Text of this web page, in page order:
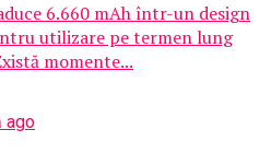
6.660 mAh într-un design
utilizare pe termen lung
momente...
ago